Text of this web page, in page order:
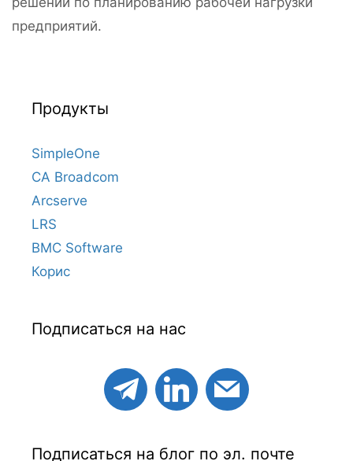
предприятий.
Продукты
SimpleOne
CA Broadcom
Arcserve
LRS
BMC Software
Корис
Подписаться на нас
Подписаться на блог по эл. почте